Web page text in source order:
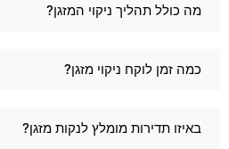
מה כולל תהליך ניקוי המזגן?
כמה זמן לוקח ניקוי מזגן?
באיזו תדירות מומלץ לנקות מזגן?